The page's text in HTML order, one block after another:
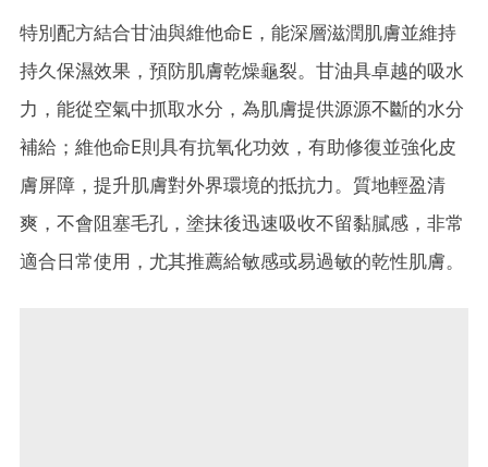
特別配方結合甘油與維他命E，能深層滋潤肌膚並維持
持久保濕效果，預防肌膚乾燥龜裂。甘油具卓越的吸水
力，能從空氣中抓取水分，為肌膚提供源源不斷的水分
補給；維他命E則具有抗氧化功效，有助修復並強化皮
膚屏障，提升肌膚對外界環境的抵抗力。質地輕盈清
爽，不會阻塞毛孔，塗抹後迅速吸收不留黏膩感，非常
適合日常使用，尤其推薦給敏感或易過敏的乾性肌膚。